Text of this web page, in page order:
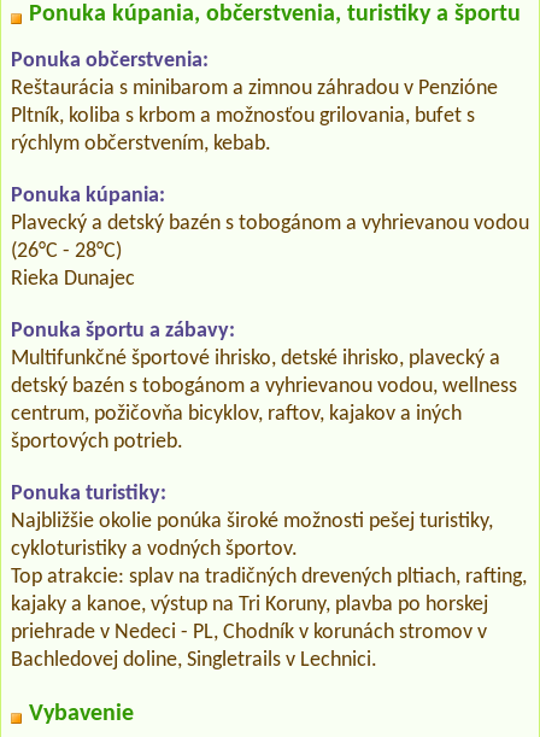
Ponuka kúpania, občerstvenia, turistiky a športu
Ponuka občerstvenia:
Reštaurácia s minibarom a zimnou záhradou v Penzióne
Pltník, koliba s krbom a možnosťou grilovania, bufet s
rýchlym občerstvením, kebab.
Ponuka kúpania:
Plavecký a detský bazén s tobogánom a vyhrievanou vodou
(26°C - 28°C)
Rieka Dunajec
Ponuka športu a zábavy:
Multifunkčné športové ihrisko, detské ihrisko, plavecký a
detský bazén s tobogánom a vyhrievanou vodou, wellness
centrum, požičovňa bicyklov, raftov, kajakov a iných
športových potrieb.
Ponuka turistiky:
Najbližšie okolie ponúka široké možnosti pešej turistiky,
cykloturistiky a vodných športov.
Top atrakcie: splav na tradičných drevených pltiach, rafting,
kajaky a kanoe, výstup na Tri Koruny, plavba po horskej
priehrade v Nedeci - PL, Chodník v korunách stromov v
Bachledovej doline, Singletrails v Lechnici.
Vybavenie